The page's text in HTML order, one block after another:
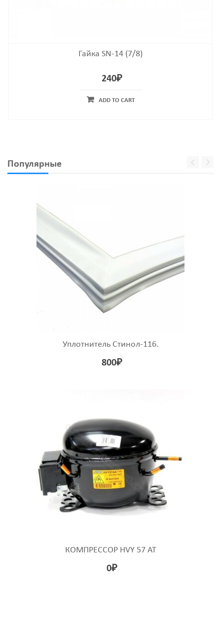
Гайка SN-14 (7/8)
240₽
ADD TO CART
Популярные
Уплотнитель Стинол-116.
800₽
КОМПРЕССОР HVY 57 AT
0₽